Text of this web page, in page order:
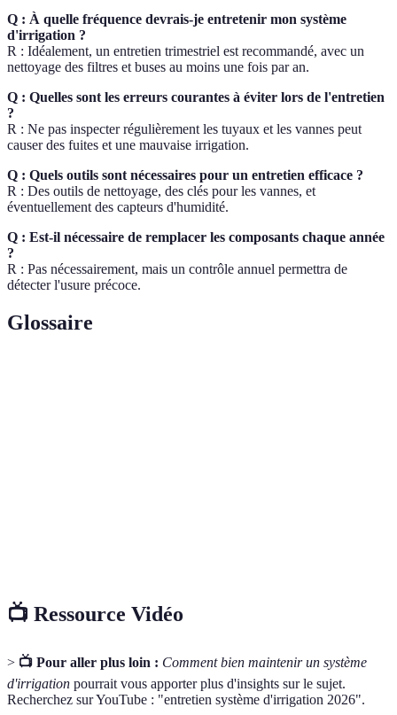
Q : À quelle fréquence devrais-je entretenir mon système
d'irrigation ?
R : Idéalement, un entretien trimestriel est recommandé, avec un
nettoyage des filtres et buses au moins une fois par an.
Q : Quelles sont les erreurs courantes à éviter lors de l'entretien
?
R : Ne pas inspecter régulièrement les tuyaux et les vannes peut
causer des fuites et une mauvaise irrigation.
Q : Quels outils sont nécessaires pour un entretien efficace ?
R : Des outils de nettoyage, des clés pour les vannes, et
éventuellement des capteurs d'humidité.
Q : Est-il nécessaire de remplacer les composants chaque année
?
R : Pas nécessairement, mais un contrôle annuel permettra de
détecter l'usure précoce.
Glossaire
📺 Ressource Vidéo
> 📺 Pour aller plus loin : Comment bien maintenir un système
d'irrigation pourrait vous apporter plus d'insights sur le sujet.
Recherchez sur YouTube : "entretien système d'irrigation 2026".